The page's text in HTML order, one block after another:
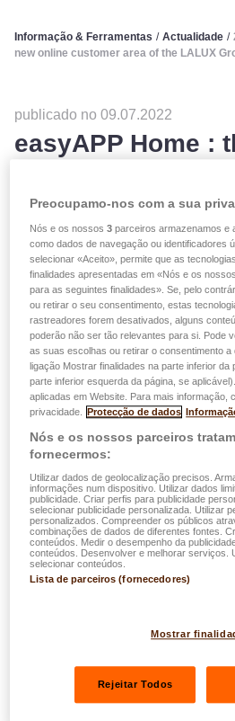
Informação & Ferramentas / Actualidade /
new online customer area of the LALUX
publicado no 09.07.2022
easyAPP Home :
LALUX Group
Après la sortie de l'application
2021, le Groupe LALUX a recréé
nouvel espace client permettant
(assurances vie et non-vie) et aux
Luxembourg(assurances santé)
tous leurs contrats d'assurances
Pour les utilisateurs de l'app
créer un nouveau compte, il
(email et mot de passe).
Pour les nouveaux
utilisateurs delalux for you),
créer un compte easyAPP
GSM, email et définition
Rendez-vous sur easyAPP Home
Preocupamo-nos com a sua
Nós e os nossos3 parceiros armazenamos e
como dados de navegação ou identificadores
selecionar «Aceito», permite que as
finalidades apresentadas em «Nós e os
para as seguintes finalidades». Se, pelo
ou retirar o seu consentimento, estas
rastreadores forem desativados, alguns
poderão não ser tão relevantes para si. Pode
as suas escolhas ou retirar o consentimento a
ligação Mostrar finalidades na parte inferior da
parte inferior esquerda da página, se
aplicadas em Website. Para mais informação,
privacidade.
Protecção de dados
Nós e os nossos parceiros
fornecermos:
Utilizar dados de geolocalização precisos.
informações num dispositivo. Utilizar dados
publicidade. Criar perfis para publicidade
selecionar publicidade personalizada. Utilizar
personalizados. Compreender os públicos
combinações de dados de diferentes fontes.
conteúdos. Medir o desempenho da
conteúdos. Desenvolver e melhorar serviços.
selecionar conteúdos.
Lista de parceiros (fornecedores)
Mostrar
Rejeitar Todos